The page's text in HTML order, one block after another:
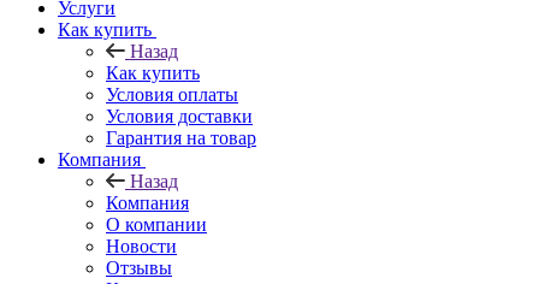
Услуги
Как купить
Назад
Как купить
Условия оплаты
Условия доставки
Гарантия на товар
Компания
Назад
Компания
О компании
Новости
Отзывы